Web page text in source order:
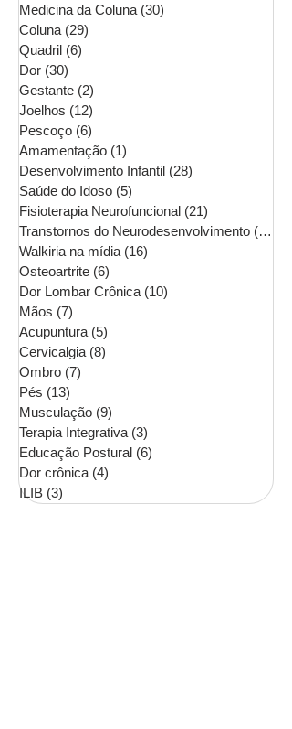
Medicina da Coluna (30)
Coluna (29)
Quadril (6)
Dor (30)
Gestante (2)
Joelhos (12)
Pescoço (6)
Amamentação (1)
Desenvolvimento Infantil (28)
Saúde do Idoso (5)
Fisioterapia Neurofuncional (21)
Transtornos do Neurodesenvolvimento (16)
Walkiria na mídia (16)
Osteoartrite (6)
Dor Lombar Crônica (10)
Mãos (7)
Acupuntura (5)
Cervicalgia (8)
Ombro (7)
Pés (13)
Musculação (9)
Terapia Integrativa (3)
Educação Postural (6)
Dor crônica (4)
ILIB (3)